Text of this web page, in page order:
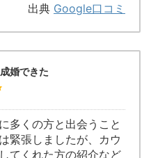
出典 Google口コミ
婚できた
多くの方と出会うこと
緊張しましたが、カウ
てくれた方の紹介など